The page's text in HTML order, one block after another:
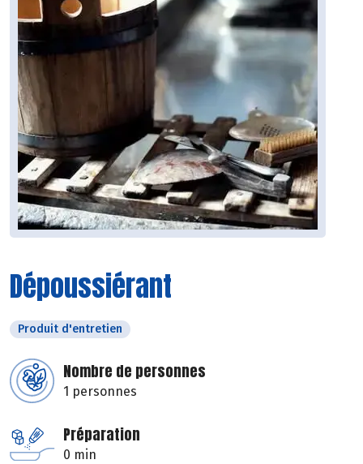
Dépoussiérant
Produit d'entretien
Nombre de personnes
1 personnes
Préparation
0 min